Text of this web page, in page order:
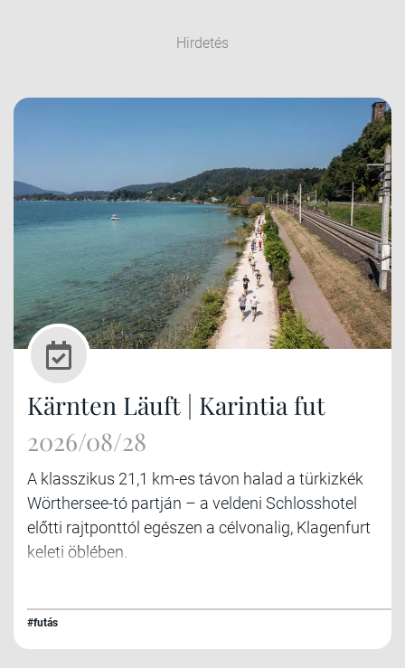
Hirdetés
Kärnten Läuft | Karintia fut
2026/08/28
A klasszikus 21,1 km-es távon halad a türkizkék
Wörthersee-tó partján – a veldeni Schlosshotel
előtti rajtponttól egészen a célvonalig, Klagenfurt
keleti öblében.
#futás